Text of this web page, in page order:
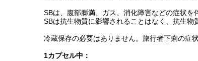
SBは、腹部膨満、ガス、消化障害などの症状を
SBは抗生物質に影響されることはなく、抗生物
冷蔵保存の必要はありません。旅行者下痢の症
1カプセル中：